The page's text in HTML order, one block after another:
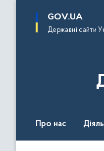
основного
GOV.UA
Державні сайти
Про нас